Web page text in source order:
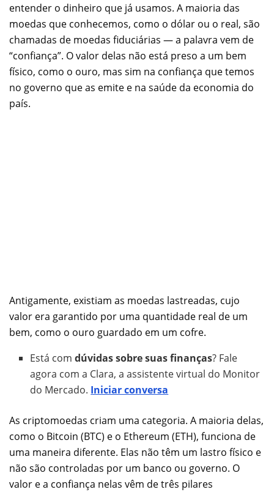
entender o dinheiro que já usamos. A maioria das
moedas que conhecemos, como o dólar ou o real, são
chamadas de moedas fiduciárias — a palavra vem de
“confiança”. O valor delas não está preso a um bem
físico, como o ouro, mas sim na confiança que temos
no governo que as emite e na saúde da economia do
país.
Antigamente, existiam as moedas lastreadas, cujo
valor era garantido por uma quantidade real de um
bem, como o ouro guardado em um cofre.
Está comdúvidas sobre suas finanças? Fale
agora com a Clara, a assistente virtual do Monitor
do Mercado. Iniciar conversa
As criptomoedas criam uma categoria. A maioria delas,
como o Bitcoin (BTC) e o Ethereum (ETH), funciona de
uma maneira diferente. Elas não têm um lastro físico e
não são controladas por um banco ou governo. O
valor e a confiança nelas vêm de três pilares